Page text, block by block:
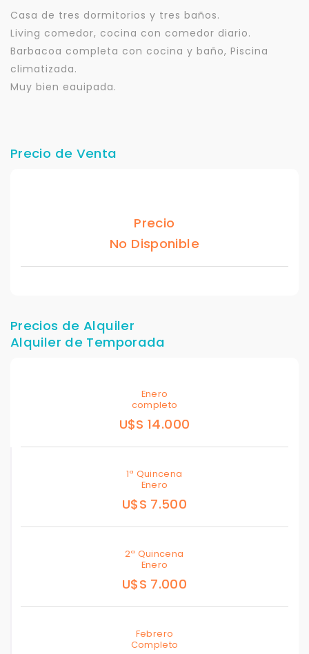
Casa de tres dormitorios y tres baños.
Living comedor, cocina con comedor diario.
Barbacoa completa con cocina y baño, Piscina
climatizada.
Muy bien eauipada.
Precio de Venta
Precio
No Disponible
Precios de Alquiler
Alquiler de Temporada
Enero
completo
U$S 14.000
1ª Quincena
Enero
U$S 7.500
2ª Quincena
Enero
U$S 7.000
Febrero
Completo